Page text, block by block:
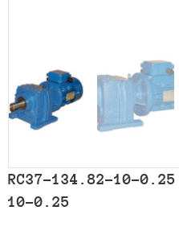
RC37-134.82-10-
10-0.25